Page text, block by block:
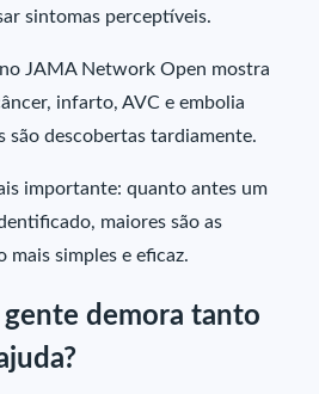
sintomas perceptíveis.
JAMA Network Open mostra
infarto, AVC e embolia
são descobertas tardiamente.
importante: quanto antes um
maiores são as
mais simples e eficaz.
gente demora tanto